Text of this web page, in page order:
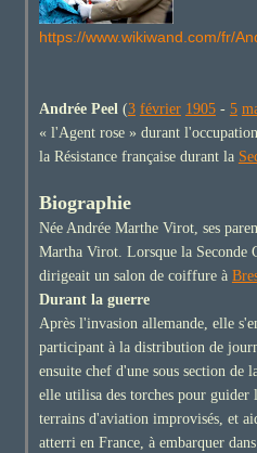
https://www.wikiwand.com/fr/
Andrée Peel(3 février 1905- 5
« l'Agent rose » durant
la Résistance française durant la
Biographie
Née Andrée Marthe Virot, ses
Martha Virot. Lorsque la Seconde
dirigeait un salon de coiffure à
Durant la guerre
Après l'invasion allemande, elle
participant à la distribution de
ensuite chef d'une sous section de
elle utilisa des torches pour guider
terrains d'aviation improvisés, et
atterri en France, à embarquer